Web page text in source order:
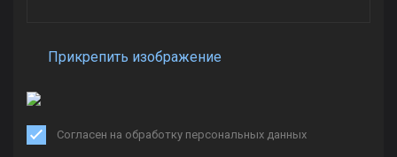
Прикрепить изображение
Согласен на обработку персональных данных